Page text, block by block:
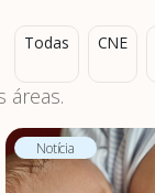
Todas CNE
áreas.
Notícia